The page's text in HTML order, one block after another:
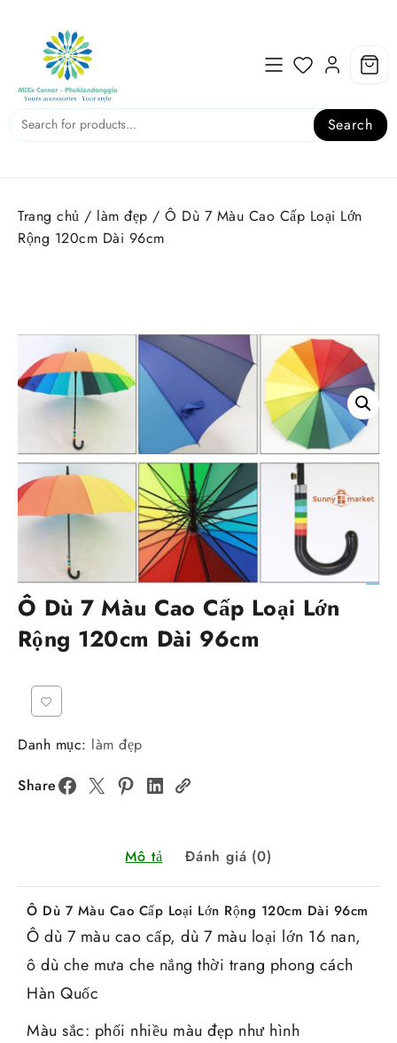
content
Search
Trang chủ / làm đẹp / Ô Dù 7 Màu Cao Cấp Loại Lớn
Rộng 120cm Dài 96cm
Ô Dù 7 Màu Cao Cấp Loại Lớn
Rộng 120cm Dài 96cm
Danh mục: làm đẹp
Share
Mô tả Đánh giá (0)
Ô Dù 7 Màu Cao Cấp Loại Lớn Rộng 120cm Dài 96cm
Ô dù 7 màu cao cấp, dù 7 màu loại lớn 16 nan,
ô dù che mưa che nắng thời trang phong cách
Hàn Quốc
Màu sắc: phối nhiều màu đẹp như hình